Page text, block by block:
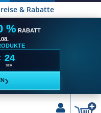
& Rabatte
% RABATT
23
SEK.
›